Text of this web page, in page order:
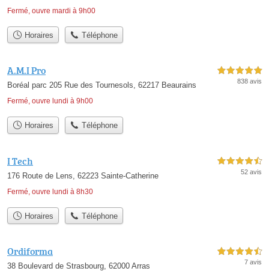
Fermé, ouvre mardi à 9h00
Horaires Téléphone
A.M.I Pro
Boréal parc 205 Rue des Tournesols, 62217 Beaurains
Fermé, ouvre lundi à 9h00
5,0 étoiles sur 5
838 avis
Horaires Téléphone
I Tech
176 Route de Lens, 62223 Sainte-Catherine
Fermé, ouvre lundi à 8h30
4,5 étoiles sur 5
52 avis
Horaires Téléphone
Ordiforma
38 Boulevard de Strasbourg, 62000 Arras
4,5 étoiles sur 5
7 avis